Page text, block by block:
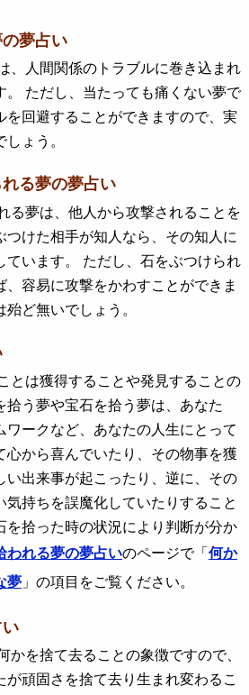
夢占い
人間関係のトラブルに巻き込まれ
。 ただし、当たっても痛くない夢で
を回避することができますので、実
ょう。
る夢の夢占い
夢は、他人から攻撃されることを
つけた相手が知人なら、その知人に
ています。 ただし、石をぶつけられ
容易に攻撃をかわすことができま
ど無いでしょう。
は獲得することや発見することの
拾う夢や宝石を拾う夢は、あなた
ワークなど、あなたの人生にとって
心から喜んでいたり、その物事を獲
い出来事が起こったり、逆に、その
気持ちを誤魔化していたりすること
を拾った時の状況により判断が分か
われる夢の夢占いのページで「 何か
夢 」の項目をご覧ください。
を捨て去ることの象徴ですので、
頑固さを捨て去り生まれ変わるこ